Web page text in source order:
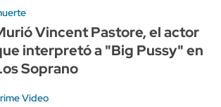
Vincent Pastore, el actor
interpretó a "Big Pussy" en
Soprano
Video